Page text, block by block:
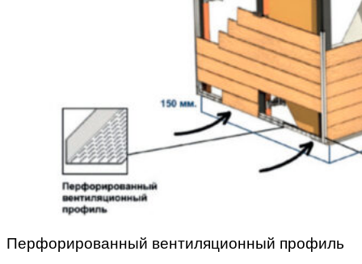
Перфорированный вентиляционный профиль